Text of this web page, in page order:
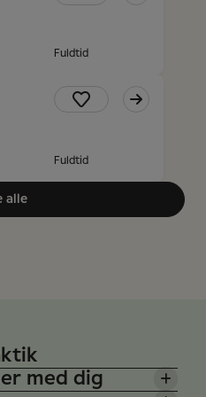
hvor du bliver
Fuldtid
Fuldtid
alle
med dig